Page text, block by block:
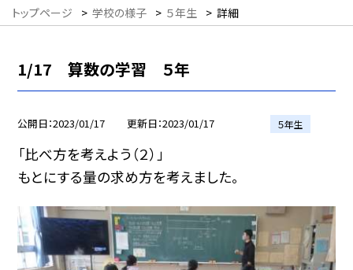
トップページ > 学校の様子 > ５年生 > 詳細
1/17 算数の学習 ５年
公開日 2023/01/17 更新日 2023/01/17 ５年生
「比べ方を考えよう（２）」
もとにする量の求め方を考えました。